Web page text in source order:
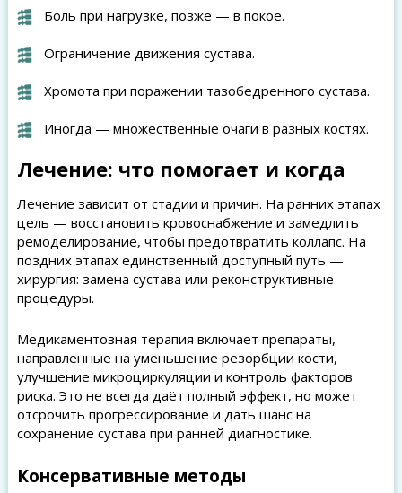
Боль при нагрузке, позже — в покое.
Ограничение движения сустава.
Хромота при поражении тазобедренного сустава.
Иногда — множественные очаги в разных костях.
Лечение: что помогает и когда
Лечение зависит от стадии и причин. На ранних этапах
цель — восстановить кровоснабжение и замедлить
ремоделирование, чтобы предотвратить коллапс. На
поздних этапах единственный доступный путь —
хирургия: замена сустава или реконструктивные
процедуры.
Медикаментозная терапия включает препараты,
направленные на уменьшение резорбции кости,
улучшение микроциркуляции и контроль факторов
риска. Это не всегда даёт полный эффект, но может
отсрочить прогрессирование и дать шанс на
сохранение сустава при ранней диагностике.
Консервативные методы